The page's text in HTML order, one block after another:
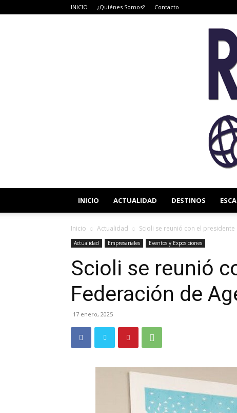
INICIO ¿Quiénes Somos? Contacto
INICIO ACTUALIDAD DESTINOS
Inicio Actualidad Scioli se reunió con el
Actualidad Empresariales Eventos y Exposiciones
Scioli se reunió
Federación de
17 enero, 2025